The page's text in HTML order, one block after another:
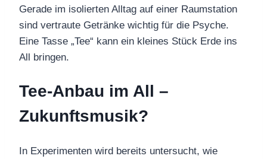
Gerade im isolierten Alltag auf einer Raumstation
sind vertraute Getränke wichtig für die Psyche.
Eine Tasse „Tee“ kann ein kleines Stück Erde ins
All bringen.
Tee-Anbau im All –
Zukunftsmusik?
In Experimenten wird bereits untersucht, wie